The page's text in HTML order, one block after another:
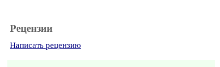
Рецензии
Написать рецензию